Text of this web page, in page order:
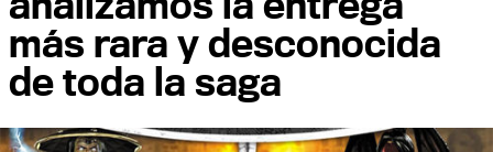
más rara y desconocida
de toda la saga